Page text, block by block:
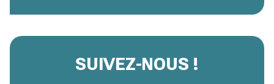
SUIVEZ-NOUS !